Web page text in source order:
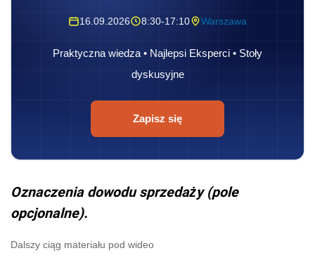
16.09.2026 8:30-17:10 Warszawa
Praktyczna wiedza • Najlepsi Eksperci • Stoły
dyskusyjne
Zapisz się
Oznaczenia dowodu sprzedaży (pole
opcjonalne).
Dalszy ciąg materiału pod wideo